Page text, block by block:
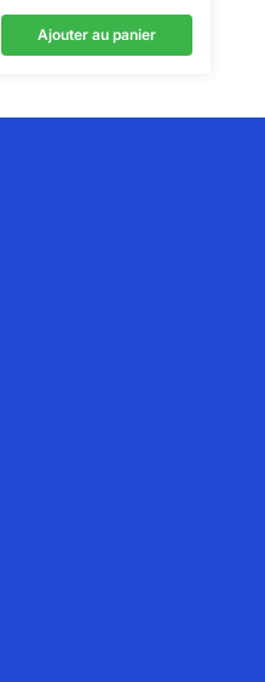
Ajouter au panier